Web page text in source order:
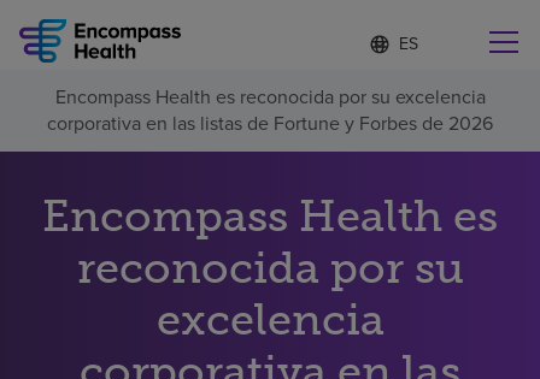
Lista
de
idiomas
contraída
d
o
m
a
l
e
c
c
i
o
Encuentre una localidad cerca de usted
Por qué debe elegirnos
Encompass Health es reconocida por su excelencia
corporativa en las listas de Fortune y Forbes de 2026
Encompass Health es
reconocida por su
excelencia